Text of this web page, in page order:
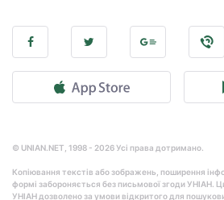
© UNIAN.NET, 1998 - 2026 Усі права дотримано.
Копіювання текстів або зображень, поширення
формі забороняється без письмової згоди УНІАН.
УНІАН дозволено за умови відкритого для